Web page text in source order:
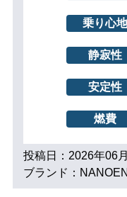
乗り心地
静寂性
安定性
燃費
投稿日：2026年06
ブランド：